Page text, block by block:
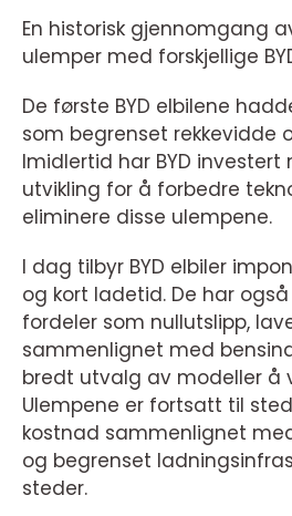
En historisk gjennomgang
ulemper med forskjellige
De første BYD elbilene
som begrenset rekkevidde
Imidlertid har BYD investert
utvikling for å forbedre
eliminere disse ulempene.
I dag tilbyr BYD elbiler
og kort ladetid. De har
fordeler som nullutslipp,
sammenlignet med
bredt utvalg av modeller å
Ulempene er fortsatt til
kostnad sammenlignet
og begrenset
steder.